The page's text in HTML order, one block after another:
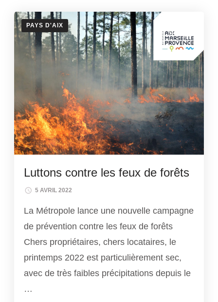
PAYS D'AIX
Luttons contre les feux de forêts
5 AVRIL 2022
La Métropole lance une nouvelle campagne
de prévention contre les feux de forêts
Chers propriétaires, chers locataires, le
printemps 2022 est particulièrement sec,
avec de très faibles précipitations depuis le
…